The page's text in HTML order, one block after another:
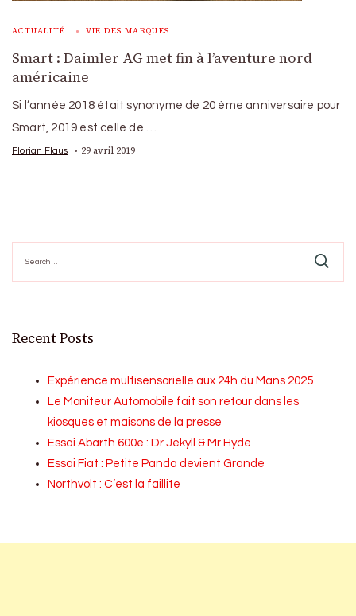
ACTUALITÉ VIE DES MARQUES
Smart : Daimler AG met fin à l’aventure nord
américaine
Si l’année 2018 était synonyme de 20 ème anniversaire pour
Smart, 2019 est celle de …
Florian Flaus 29 avril 2019
for:
Recent Posts
Expérience multisensorielle aux 24h du Mans 2025
Le Moniteur Automobile fait son retour dans les
kiosques et maisons de la presse
Essai Abarth 600e : Dr Jekyll & Mr Hyde
Essai Fiat : Petite Panda devient Grande
Northvolt : C’est la faillite